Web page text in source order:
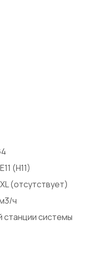
(H11)
(отсутствует)
ч
системы